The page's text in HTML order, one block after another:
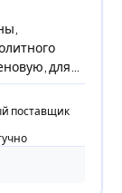
для
поставщик